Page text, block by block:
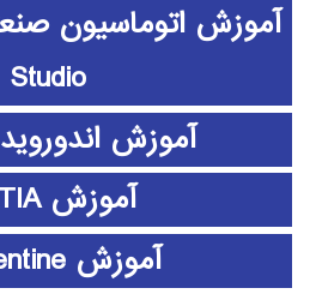
Studio
آموزش اندوروید android
آموزش CATIA
آموزش clementine